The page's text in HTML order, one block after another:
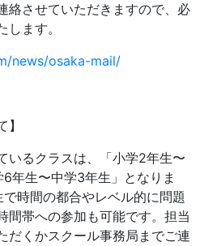
絡させていただきますので、必
ます。
news/osaka-mail/
いるクラスは、「小学2年生〜
年生〜中学3年生」となりま
時間の都合やレベル的に問題
間帯への参加も可能です。担当
だくかスクール事務局までご連